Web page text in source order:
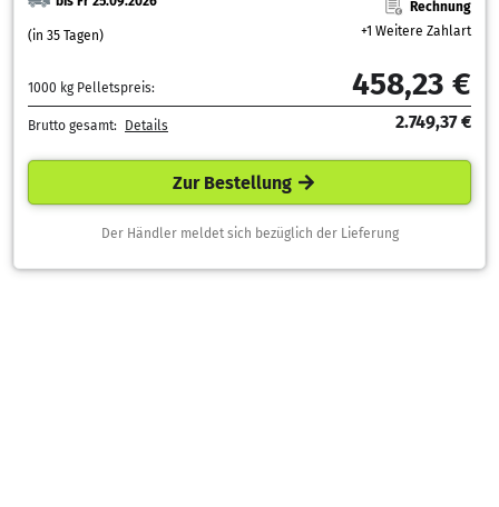
(in 35 Tagen)
Rechnung
+1 Weitere Zahlart
1000 kg Pelletspreis: 458,23 €
Brutto gesamt: Details 2.749,37 €
Zur Bestellung
Der Händler meldet sich bezüglich der Lieferung